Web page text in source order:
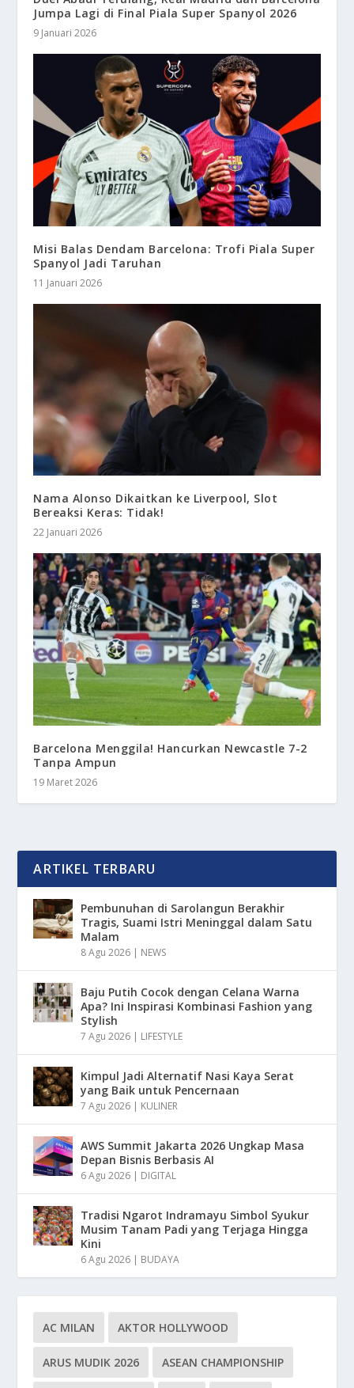
Jumpa Lagi di Final Piala Super Spanyol 2026
9 Januari 2026
Misi Balas Dendam Barcelona: Trofi Piala Super
Spanyol Jadi Taruhan
11 Januari 2026
Nama Alonso Dikaitkan ke Liverpool, Slot
Bereaksi Keras: Tidak!
22 Januari 2026
Barcelona Menggila! Hancurkan Newcastle 7-2
Tanpa Ampun
19 Maret 2026
ARTIKEL TERBARU
Pembunuhan di Sarolangun Berakhir
Tragis, Suami Istri Meninggal dalam Satu
Malam
8 Agu 2026 | NEWS
Baju Putih Cocok dengan Celana Warna
Apa? Ini Inspirasi Kombinasi Fashion yang
Stylish
7 Agu 2026 | LIFESTYLE
Kimpul Jadi Alternatif Nasi Kaya Serat
yang Baik untuk Pencernaan
7 Agu 2026 | KULINER
AWS Summit Jakarta 2026 Ungkap Masa
Depan Bisnis Berbasis AI
6 Agu 2026 | DIGITAL
Tradisi Ngarot Indramayu Simbol Syukur
Musim Tanam Padi yang Terjaga Hingga
Kini
6 Agu 2026 | BUDAYA
AC MILAN AKTOR HOLLYWOOD
ARUS MUDIK 2026 ASEAN CHAMPIONSHIP